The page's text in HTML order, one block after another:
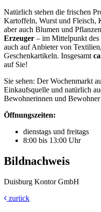
Natürlich stehen die frischen
Kartoffeln, Wurst und Fleisch,
aber auch Blumen und
Erzeuger – im Mittelpunkt des
auch auf Anbieter von
Geschenkartikeln. Insgesamt
auf Sie!
Sie sehen: Der Wochenmarkt
Einkaufsquelle und natürlich
Bewohnerinnen und
Öffnungszeiten:
dienstags und freitags
8:00 bis 13:00 Uhr
Bildnachweis
Duisburg Kontor GmbH
zurück